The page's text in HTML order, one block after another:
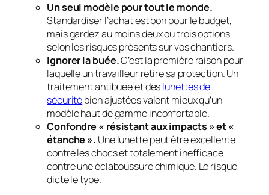
Un seul modèle pour tout le monde.
Standardiser l’achat est bon pour le budget,
mais gardez au moins deux ou trois options
selon les risques présents sur vos chantiers.
Ignorer la buée.C’est la première raison pour
laquelle un travailleur retire sa protection. Un
traitement antibuée et deslunettes de
sécuritébien ajustées valent mieux qu’un
modèle haut de gamme inconfortable.
Confondre « résistant aux impacts » et «
étanche ». Une lunette peut être excellente
contre les chocs et totalement inefficace
contre une éclaboussure chimique. Le risque
dicte le type.